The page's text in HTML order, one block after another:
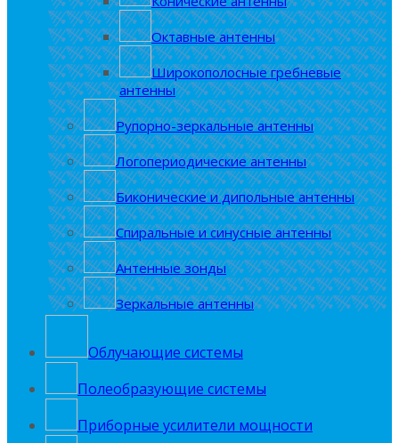
Октавные антенны
Широкополосные гребневые
антенны
Рупорно-зеркальные антенны
Логопериодические антенны
Биконические и дипольные антенны
Спиральные и синусные антенны
Антенные зонды
Зеркальные антенны
Облучающие системы
Полеобрaзующие системы
Приборные усилители мощности